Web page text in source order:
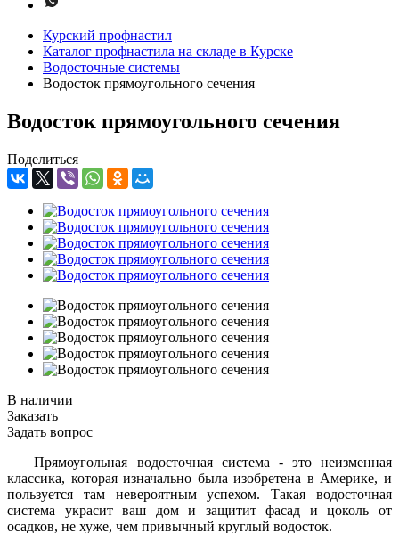
Курский профнастил
Каталог профнастила на складе в Курске
Водосточные системы
Водосток прямоугольного сечения
Водосток прямоугольного сечения
Поделиться
В наличии
Заказать
Задать вопрос
Прямоугольная водосточная система - это неизменная
классика, которая изначально была изобретена в Америке, и
пользуется там невероятным успехом. Такая водосточная
система украсит ваш дом и защитит фасад и цоколь от
осадков, не хуже, чем привычный круглый водосток.